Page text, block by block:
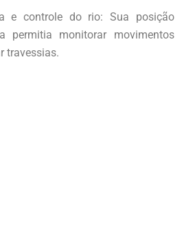
controle do rio: Sua posição
permitia monitorar movimentos
travessias.